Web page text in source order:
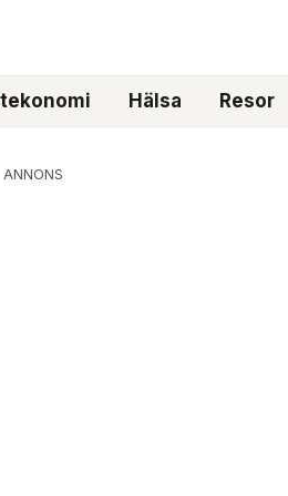
Hälsa Resor
ANNONS